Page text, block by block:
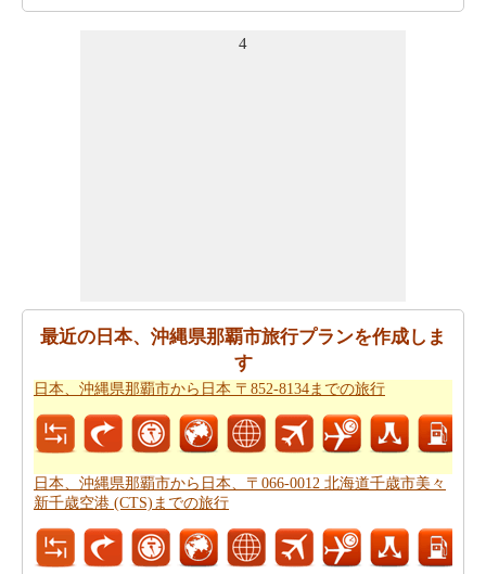
あなたの旅行の計画を実行するために走行時間は非常に
重要です。ここでおおよその時間を取得することによ
あなたの旅のための全体計画を持った後、あなたはま
た、旅費の推定値を取得したいと思います。
県那覇市から日本、神奈川県横浜市までの旅行の費用
チェックすることができます。
4
最近の日本、沖縄県那覇市旅行プランを作成しま
す
日本、沖縄県那覇市から日本 〒852-8134までの旅行
日本、沖縄県那覇市から日本、〒066-0012 北海道千歳市美々
新千歳空港 (CTS)までの旅行